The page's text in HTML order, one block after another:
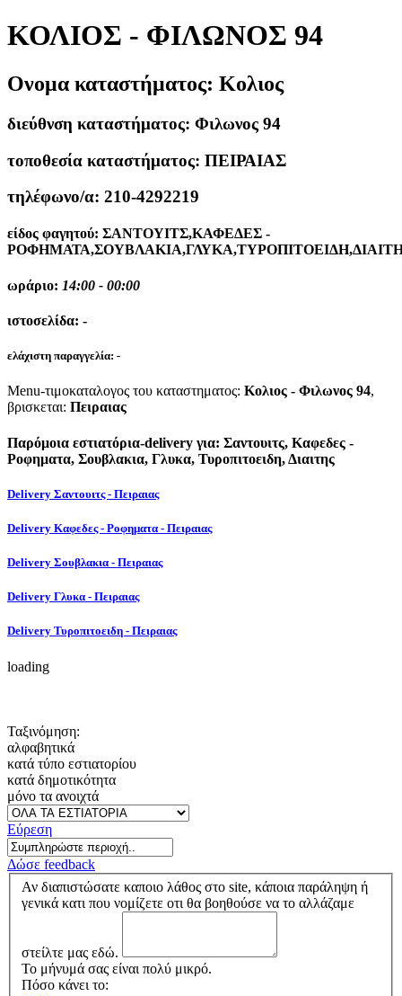
ΚΟΛΙΟΣ - ΦΙΛΩΝΟΣ 94
Ονομα καταστήματος: Κολιος
διεύθνση καταστήματος: Φιλωνος 94
τοποθεσία καταστήματος: ΠΕΙΡΑΙΑΣ
τηλέφωνο/α: 210-4292219
είδος φαγητού: ΣΑΝΤΟΥΙΤΣ,ΚΑΦΕΔΕΣ -
ωράριο: 14:00 - 00:00
ιστοσελίδα: -
ελάχιστη παραγγελία: -
Menu-τιμοκαταλογος του καταστηματος: Κολιος - Φιλωνος 94,
βρισκεται: Πειραιας
Παρόμοια εστιατόρια-delivery για: Σαντουιτς, Καφεδες -
Ροφηματα, Σουβλακια, Γλυκα, Τυροπιτοειδη, Διαιτης
Delivery Σαντουιτς - Πειραιας
Delivery Καφεδες - Ροφηματα - Πειραιας
Delivery Σουβλακια - Πειραιας
Delivery Γλυκα - Πειραιας
Delivery Τυροπιτοειδη - Πειραιας
loading
Ταξινόμηση:
αλφαβητικά
κατά τύπο εστιατορίου
κατά δημοτικότητα
μόνο τα ανοιχτά
Εύρεση
Δώσε feedback
Αν διαπιστώσατε καποιο λάθος στο site, κάποια παράληψη ή
γενικά κατι που νομίζετε οτι θα βοηθούσε να το αλλάζαμε
στείλτε μας εδώ.
Το μήνυμά σας είναι πολύ μικρό.
Πόσο κάνει το: